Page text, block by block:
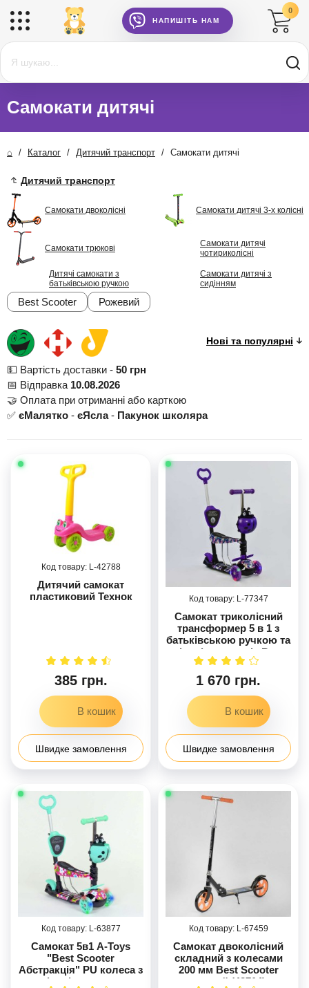
НАПИШІТЬ НАМ
0
Самокати дитячі
⌂ / Каталог / Дитячий транспорт / Самокати дитячі
Дитячий транспорт
Самокати двоколісні Самокати дитячі 3-х колісні
Самокати трюкові
Самокати дитячі
чотириколісні
Дитячі самокати з
батьківською ручкою
Самокати дитячі з
сидінням
Best Scooter Рожевий
💵 Вартість доставки - 50 грн
📅 Відправка 10.08.2026
🤝 Оплата при отриманні або карткою
✅ єМалятко - єЯсла- Пакунок школяра
42788
Дитячий самокат
пластиковий Технок
385 грн.
Швидке замовлення
77347
Самокат триколісний
трансформер 5 в 1 з
батьківською ручкою та
підсвіткою коліс Best
Scooter Абстракція
(19870)
1 670 грн.
Швидке замовлення
63877
Самокат 5в1 A-Toys
"Best Scooter
Абстракція" PU колеса з
підсвічуванням
67459
Самокат двоколісний
складний з колесами
200 мм Best Scooter
чорний (42714)